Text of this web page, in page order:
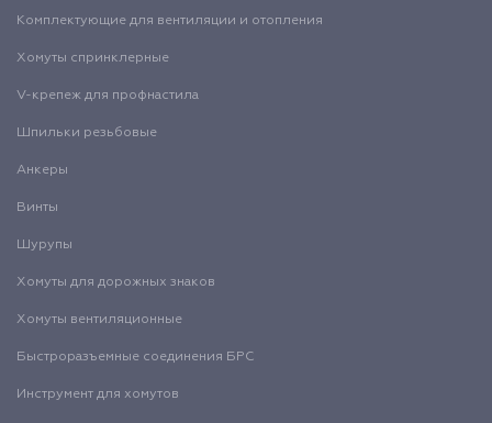
Комплектующие для вентиляции и отопления
Хомуты спринклерные
V-крепеж для профнастила
Шпильки резьбовые
Анкеры
Винты
Шурупы
Хомуты для дорожных знаков
Хомуты вентиляционные
Быстроразъемные соединения БРС
Инструмент для хомутов